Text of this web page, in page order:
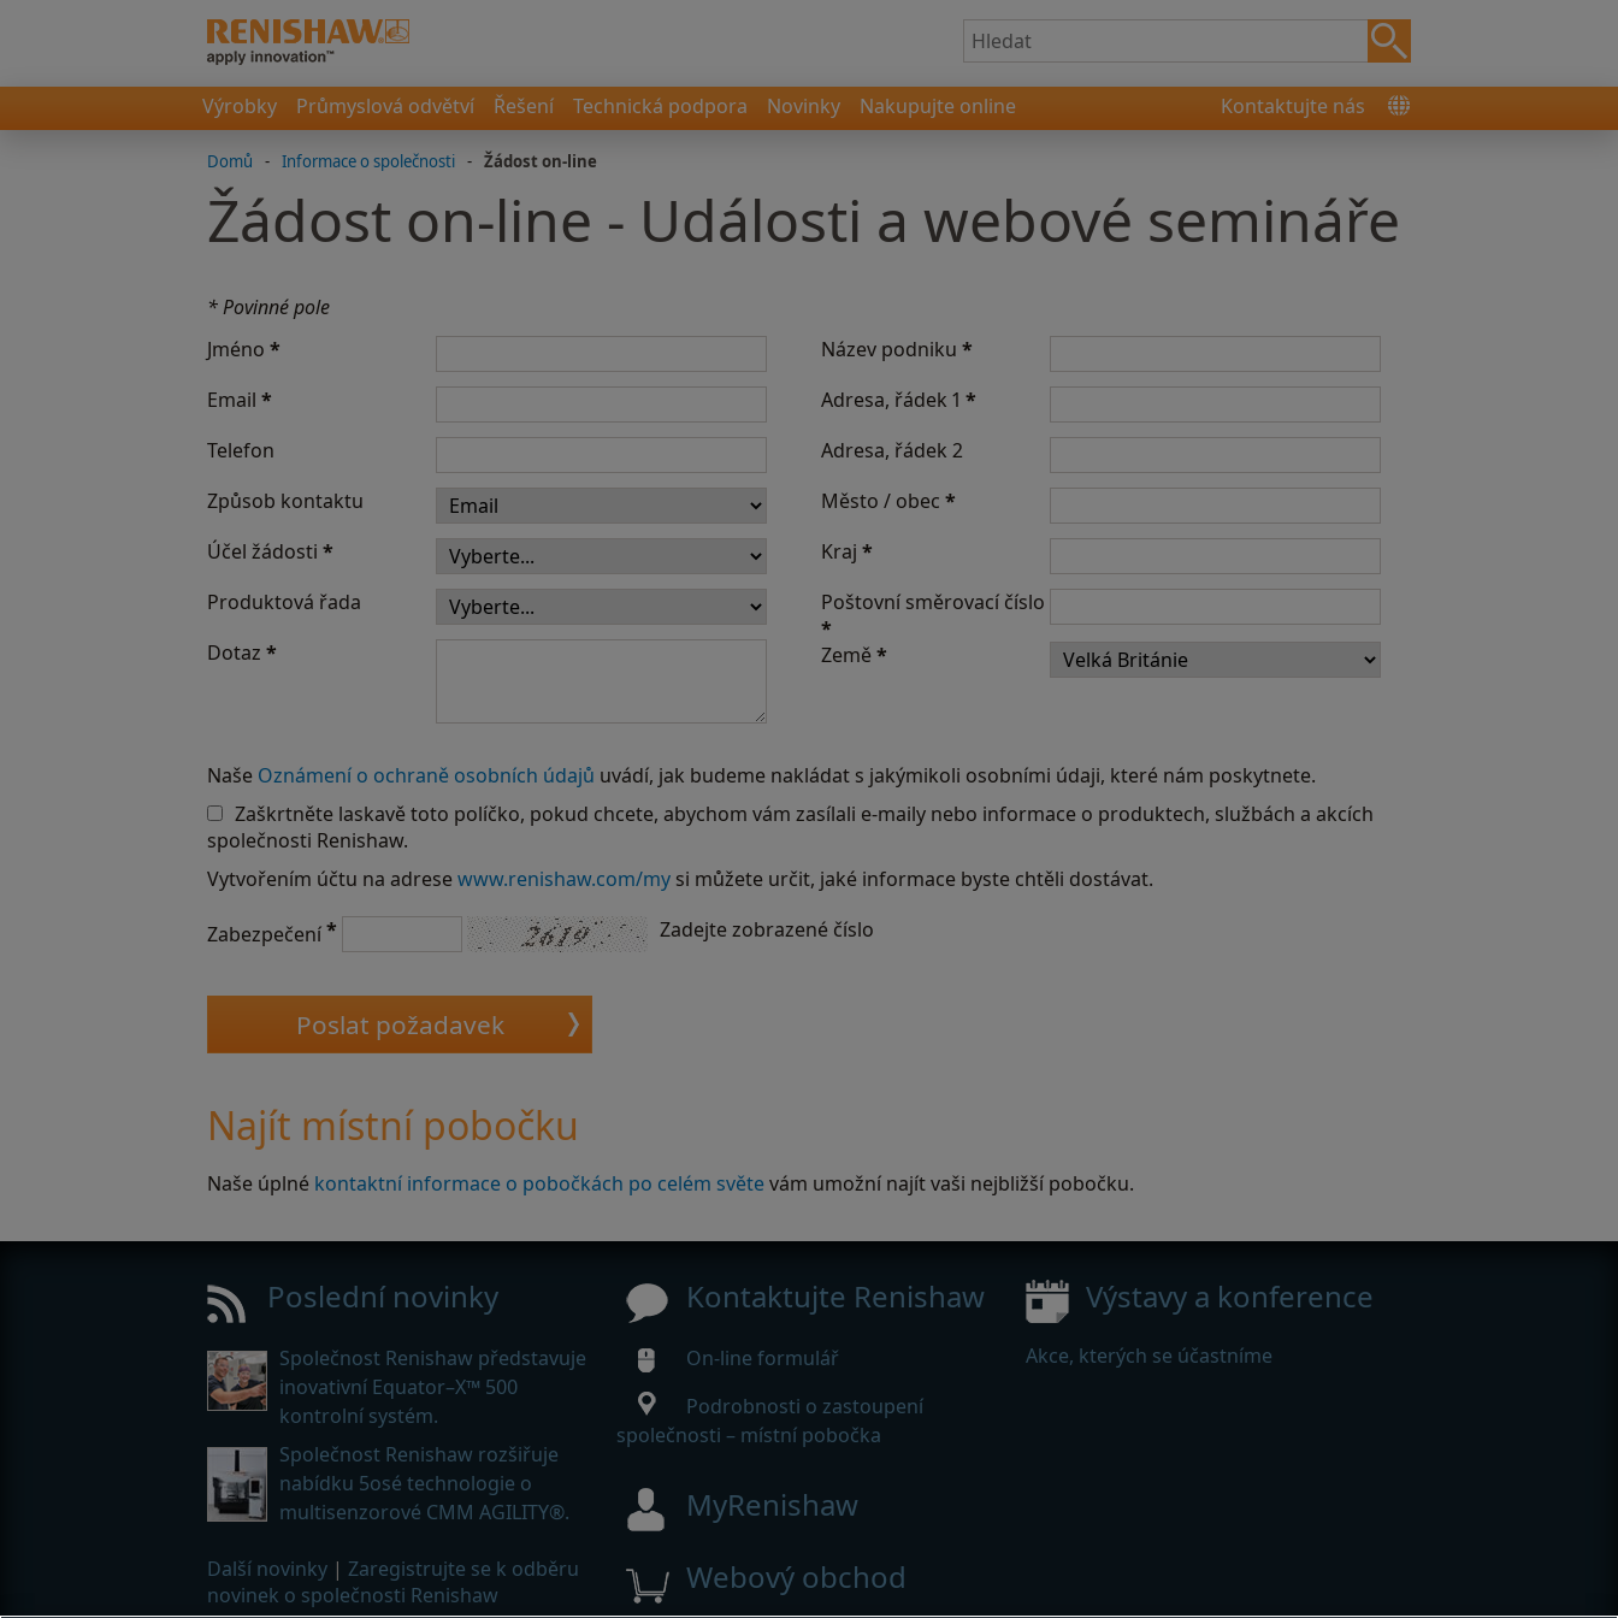
Výrobky Průmyslová odvětví Řešení Technická podpora Novinky Nakupujte online Kontaktujte nás
Domů - Informace o společnosti - Žádost on-line
Žádost on-line - Události a webové semináře
* Povinné pole
Jméno *
Email *
Telefon
Způsob kontaktu
Účel žádosti *
Produktová řada
Dotaz *
Název podniku *
Adresa, řádek 1 *
Adresa, řádek 2
Město / obec *
Kraj *
Poštovní směrovací číslo
*
Země*
Naše Oznámení o ochraně osobních údajů uvádí, jak budeme nakládat s jakýmikoli osobními údaji, které nám poskytnete.
Zaškrtněte laskavě toto políčko, pokud chcete, abychom vám zasílali e-maily nebo informace o produktech, službách a akcích
společnosti Renishaw.
Vytvořením účtu na adresewww.renishaw.com/my si můžete určit, jaké informace byste chtěli dostávat.
Zabezpečení* Zadejte zobrazené číslo
Najít místní pobočku
Naše úplné kontaktní informace o pobočkách po celém světevám umožní najít vaši nejbližší pobočku.
Poslední novinky
Společnost Renishaw představuje
inovativní Equator–X™ 500
kontrolní systém.
Společnost Renishaw rozšiřuje
nabídku 5osé technologie o
multisenzorové CMM AGILITY®.
Další novinky | Zaregistrujte se k odběru
novinek o společnosti Renishaw
Kontaktujte Renishaw
On-line formulář
Podrobnosti o zastoupení
společnosti – místní pobočka
MyRenishaw
Webový obchod
Výstavy a konference
Akce, kterých se účastníme